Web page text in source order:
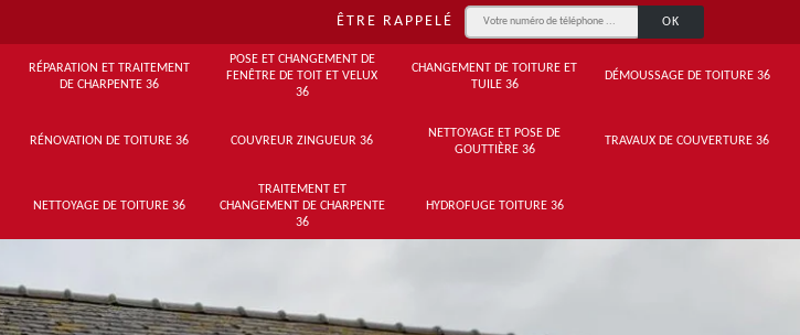
ÊTRE RAPPELÉ
RÉPARATION ET TRAITEMENT
DE CHARPENTE 36
POSE ET CHANGEMENT DE
FENÊTRE DE TOIT ET VELUX
36
CHANGEMENT DE TOITURE ET
TUILE 36
DÉMOUSSAGE DE TOITURE 36
RÉNOVATION DE TOITURE 36 COUVREUR ZINGUEUR 36
NETTOYAGE ET POSE DE
GOUTTIÈRE 36
TRAVAUX DE COUVERTURE 36
NETTOYAGE DE TOITURE 36
TRAITEMENT ET
CHANGEMENT DE CHARPENTE
36
HYDROFUGE TOITURE 36